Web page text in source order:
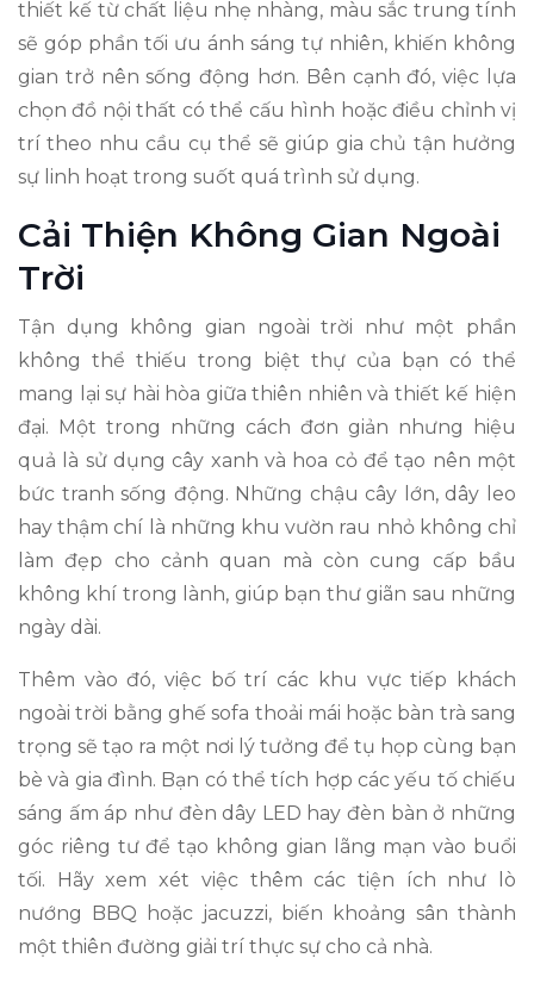
thiết kế từ chất liệu nhẹ nhàng, màu sắc trung tính
sẽ góp phần tối ưu ánh sáng tự nhiên, khiến không
gian trở nên sống động hơn. Bên cạnh đó, việc lựa
chọn đồ nội thất có thể cấu hình hoặc điều chỉnh vị
trí theo nhu cầu cụ thể sẽ giúp gia chủ tận hưởng
sự linh hoạt trong suốt quá trình sử dụng.
Cải Thiện Không Gian Ngoài
Trời
Tận dụng không gian ngoài trời như một phần
không thể thiếu trong biệt thự của bạn có thể
mang lại sự hài hòa giữa thiên nhiên và thiết kế hiện
đại. Một trong những cách đơn giản nhưng hiệu
quả là sử dụng cây xanh và hoa cỏ để tạo nên một
bức tranh sống động. Những chậu cây lớn, dây leo
hay thậm chí là những khu vườn rau nhỏ không chỉ
làm đẹp cho cảnh quan mà còn cung cấp bầu
không khí trong lành, giúp bạn thư giãn sau những
ngày dài.
Thêm vào đó, việc bố trí các khu vực tiếp khách
ngoài trời bằng ghế sofa thoải mái hoặc bàn trà sang
trọng sẽ tạo ra một nơi lý tưởng để tụ họp cùng bạn
bè và gia đình. Bạn có thể tích hợp các yếu tố chiếu
sáng ấm áp như đèn dây LED hay đèn bàn ở những
góc riêng tư để tạo không gian lãng mạn vào buổi
tối. Hãy xem xét việc thêm các tiện ích như lò
nướng BBQ hoặc jacuzzi, biến khoảng sân thành
một thiên đường giải trí thực sự cho cả nhà.